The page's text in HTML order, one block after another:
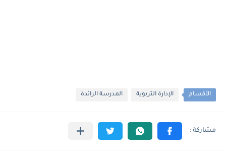
الأقسام الإدارة التربوية المدرسة الرائدة